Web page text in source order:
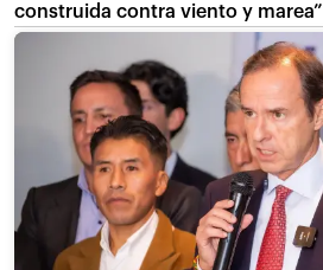
construida contra viento y marea”